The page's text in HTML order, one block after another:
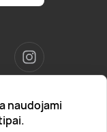
naudojami